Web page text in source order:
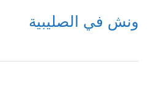
ونش في الصليبية